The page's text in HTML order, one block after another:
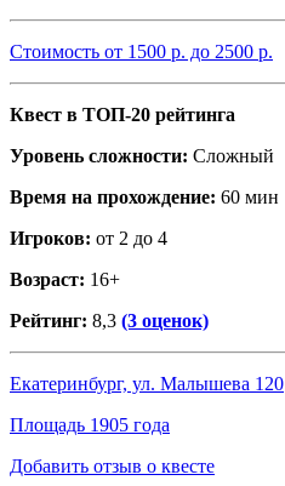
Стоимость от 1500 р. до 2500 р.
Квест в ТОП-20 рейтинга
Уровень сложности: Сложный
Время на прохождение: 60 мин
Игроков: от 2 до 4
Возраст: 16+
Рейтинг: 8,3 (3 оценок)
Екатеринбург, ул. Малышева 120
Площадь 1905 года
Добавить отзыв о квесте